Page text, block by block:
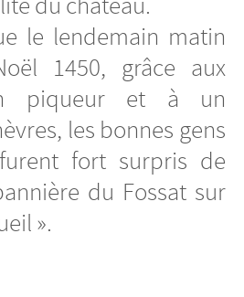
le lendemain matin
1450, grâce aux
piqueur et à un
les bonnes gens
fort surpris de
du Fossat sur
».